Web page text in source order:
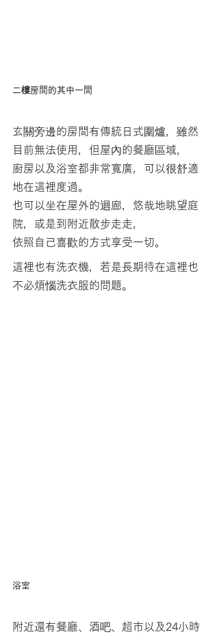
二樓房間的其中一間
玄關旁邊的房間有傳統日式圍爐，雖然
目前無法使用，但屋內的餐廳區域，
廚房以及浴室都非常寬廣，可以很舒適
地在這裡度過。
也可以坐在屋外的迴廊，悠哉地眺望庭
院，或是到附近散步走走，
依照自己喜歡的方式享受一切。
這裡也有洗衣機，若是長期待在這裡也
不必煩惱洗衣服的問題。
浴室
附近還有餐廳、酒吧、超市以及24小時